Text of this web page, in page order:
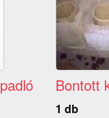
Bontott
1 db